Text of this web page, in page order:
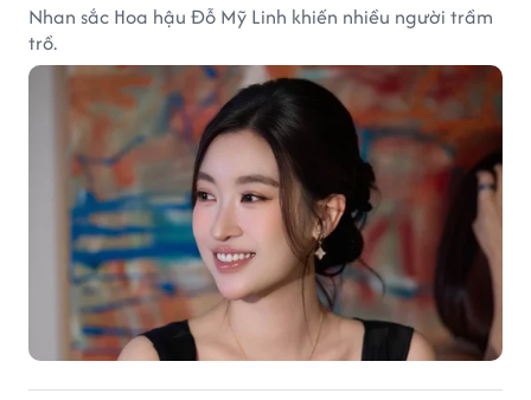
Nhan sắc Hoa hậu Đỗ Mỹ Linh khiến nhiều người trầm
trồ.